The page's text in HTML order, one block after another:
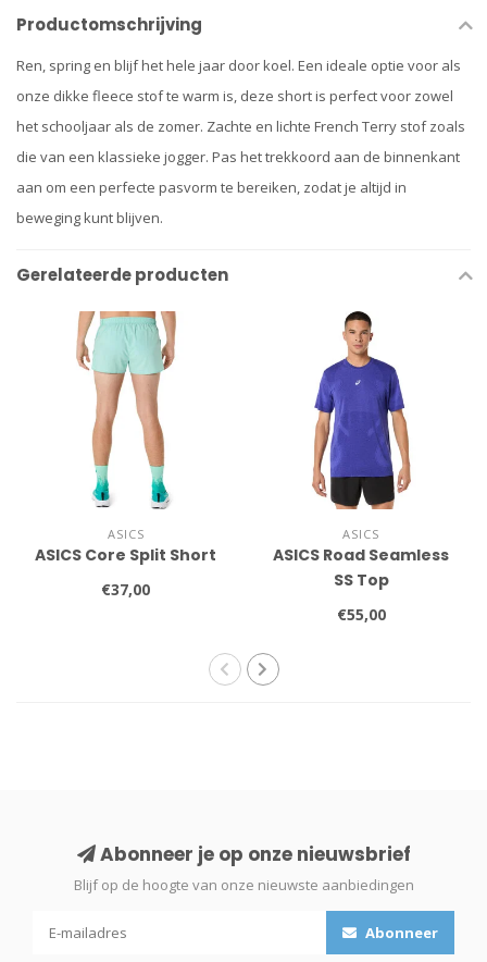
Productomschrijving
Ren, spring en blijf het hele jaar door koel. Een ideale optie voor als
onze dikke fleece stof te warm is, deze short is perfect voor zowel
het schooljaar als de zomer. Zachte en lichte French Terry stof zoals
die van een klassieke jogger. Pas het trekkoord aan de binnenkant
aan om een perfecte pasvorm te bereiken, zodat je altijd in
beweging kunt blijven.
Gerelateerde producten
ASICS
ASICS Core Split Short
€37,00
ASICS
ASICS Road Seamless
SS Top
€55,00
Abonneer je op onze nieuwsbrief
Blijf op de hoogte van onze nieuwste aanbiedingen
Abonneer